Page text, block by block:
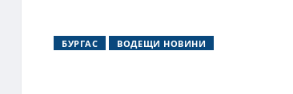
БУРГАС ВОДЕЩИ НОВИНИ